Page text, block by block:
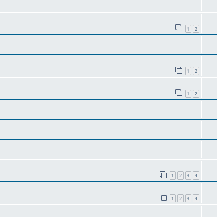
1 2
1 2
1 2
1 2 3 4
1 2 3 4